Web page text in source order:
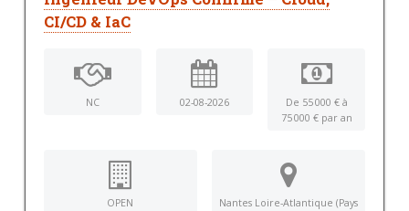
CI/CD & IaC
NC 02-08-2026
De 55 000 € à
75 000 € par an
OPEN
Nantes Loire-Atlantique (Pays